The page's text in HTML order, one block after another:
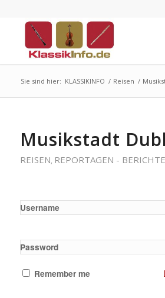
Sie sind hier: KLASSIKINFO / Reisen /
Musikstadt
REISEN, REPORTAGEN - BERICHTE
Username
Password
Remember me